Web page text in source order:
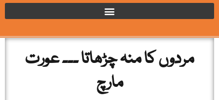
مردوں کا منہ چڑھاتا ۔۔۔ عورت
مارچ